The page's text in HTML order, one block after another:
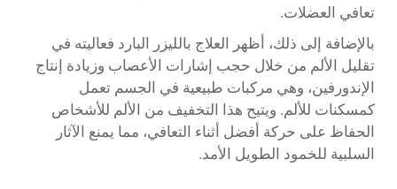
تعافي العضلات.
بالإضافة إلى ذلك، أظهر العلاج بالليزر البارد فعاليته في
تقليل الألم من خلال حجب إشارات الأعصاب وزيادة إنتاج
الإندورفين، وهي مركبات طبيعية في الجسم تعمل
كمسكنات للألم. ويتيح هذا التخفيف من الألم للأشخاص
الحفاظ على حركة أفضل أثناء التعافي، مما يمنع الآثار
السلبية للخمود الطويل الأمد.